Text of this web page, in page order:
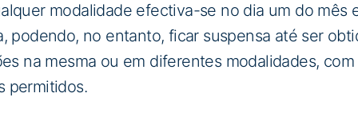
modalidade efectiva-se no dia um do
podendo, no entanto, ficar suspensa até ser
na mesma ou em diferentes modalidades,
permitidos.